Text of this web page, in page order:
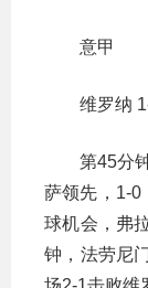
意甲
维罗纳
第45分
萨领先，1-0
球机会，弗
钟，法劳尼